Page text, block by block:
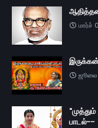
மார்ச்
ஜூலை
பாடல்--